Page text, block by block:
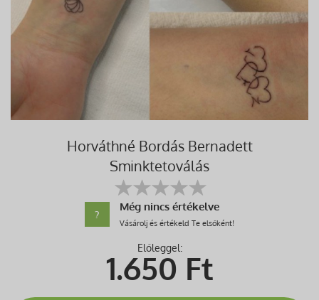
Horváthné Bordás Bernadett
Sminktetoválás
?
Még nincs értékelve
Vásárolj és értékeld Te elsőként!
Előleggel:
1.650 Ft